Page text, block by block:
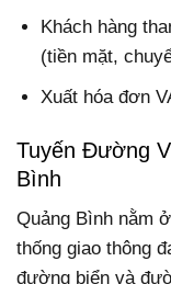
Khách hàng
(tiền mặt,
Xuất hóa đơn
Tuyến Đường
Bình
Quảng Bình nằm
thống giao thông
đường biển và